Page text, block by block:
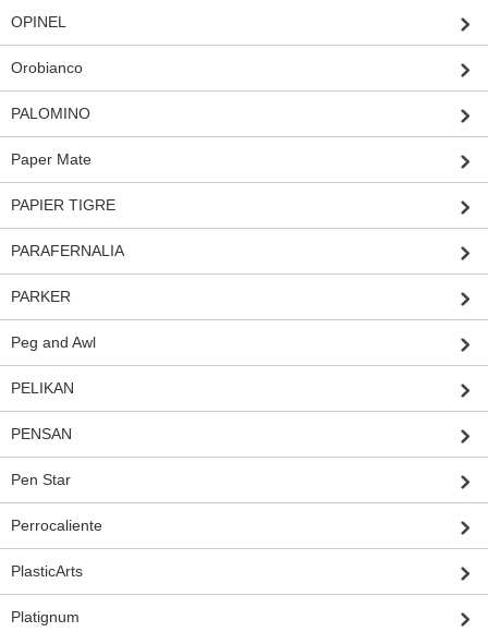
OPINEL
Orobianco
PALOMINO
Paper Mate
PAPIER TIGRE
PARAFERNALIA
PARKER
Peg and Awl
PELIKAN
PENSAN
Pen Star
Perrocaliente
PlasticArts
Platignum